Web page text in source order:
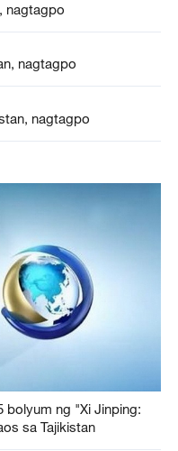
nagtagpo
nagtagpo
nagtagpo
bolyum ng "Xi Jinping:
sa Tajikistan